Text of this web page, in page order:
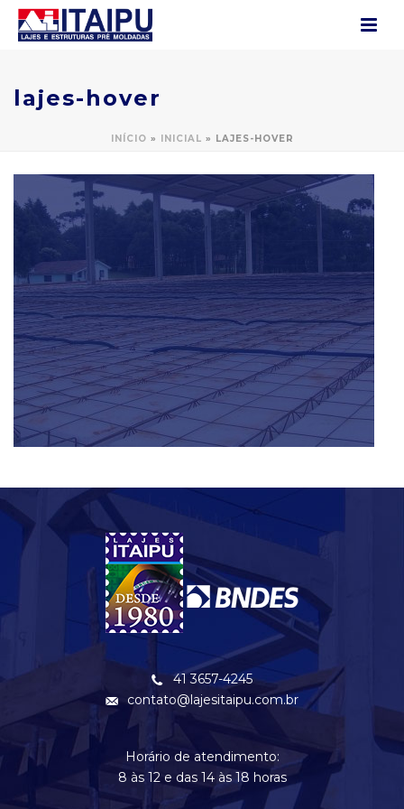
lajes-hover
INÍCIO » INICIAL » LAJES-HOVER
41 3657-4245
contato@lajesitaipu.com.br
Horário de atendimento:
8 às 12 e das 14 às 18 horas